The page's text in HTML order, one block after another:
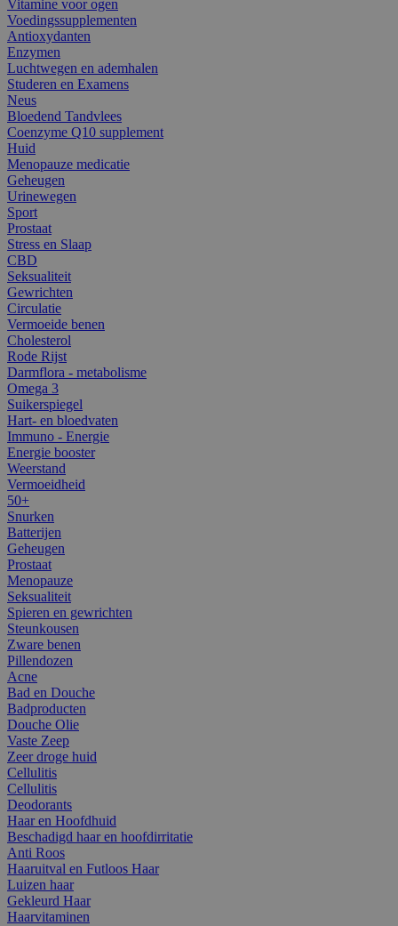
Vitamine voor ogen
Voedingssupplementen
Antioxydanten
Enzymen
Luchtwegen en ademhalen
Studeren en Examens
Neus
Bloedend Tandvlees
Coenzyme Q10 supplement
Huid
Menopauze medicatie
Geheugen
Urinewegen
Sport
Prostaat
Stress en Slaap
CBD
Seksualiteit
Gewrichten
Circulatie
Vermoeide benen
Cholesterol
Rode Rijst
Darmflora - metabolisme
Omega 3
Suikerspiegel
Hart- en bloedvaten
Immuno - Energie
Energie booster
Weerstand
Vermoeidheid
50+
Snurken
Batterijen
Geheugen
Prostaat
Menopauze
Seksualiteit
Spieren en gewrichten
Steunkousen
Zware benen
Pillendozen
Acne
Bad en Douche
Badproducten
Douche Olie
Vaste Zeep
Zeer droge huid
Cellulitis
Cellulitis
Deodorants
Haar en Hoofdhuid
Beschadigd haar en hoofdirritatie
Anti Roos
Haaruitval en Futloos Haar
Luizen haar
Gekleurd Haar
Haarvitaminen